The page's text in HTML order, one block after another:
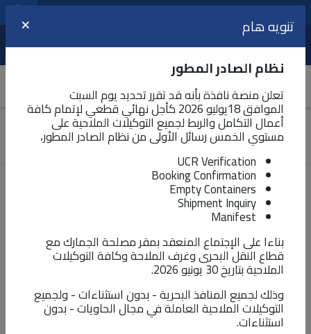
عرض
المركز الإعلامي
أخبار نافذة
ورشة عمل حول نظام التسجيل المسبق
الطورة لنظام الصادر على منصة "نافذة"
للاتحاد العربي للمخلصين الجمركيين
أخبار نافذة تم النشر فيديسمبر ٦، ٢٠٢٥ 2310
تنويه هام ×
نظام الصادر المطور
تعلن منصة نافذة بأنه قد تقرر تحديد يوم السبت
الموافق 18يوليو 2026 كأجل نهائي قطعي لإتمام كافة
أعمال التكامل والربط لجميع التوكيلات الملاحية على
مستوي الخمس رسائل الأولى من نظام الصادر المطور،
UCR Verification
Booking Confirmation
Empty Containers
Shipment Inquiry
Manifest
بناءا على الإجتماع المنعقد بمقر مصلحة الجمارك مع
قطاع النقل البحرى وغرف الملاحة وكافة التوكيلات
الملاحية بتاريخ 30 يونيو 2026.
وذلك لجميع المنافذ البحرية - بدون استثناءات - ولجميع
التوكيلات الملاحية العاملة في مجال الحاويات - بدون
استثناءات.